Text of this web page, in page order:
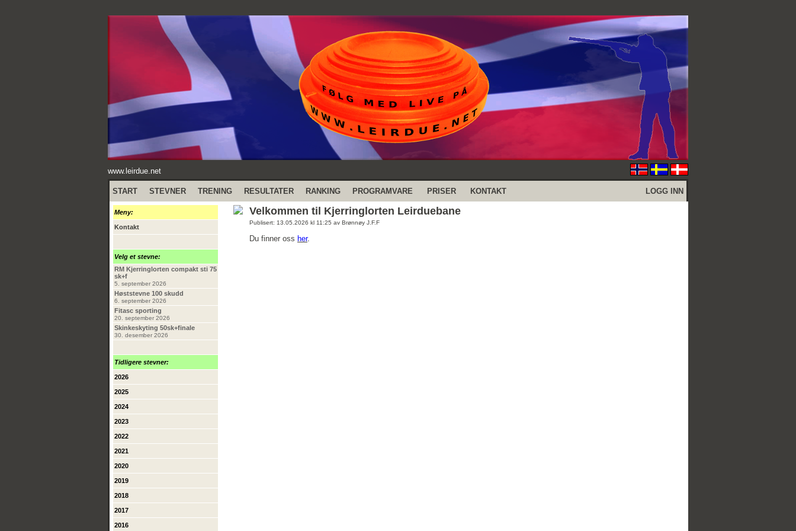
www.leirdue.net
START STEVNER TRENING RESULTATER RANKING PROGRAMVARE PRISER KONTAKT LOGG INN
Meny:
Kontakt
Velg et stevne:
RM Kjerringlorten compakt sti 75
sk+f
5. september 2026
Høststevne 100 skudd
6. september 2026
Fitasc sporting
20. september 2026
Skinkeskyting 50sk+finale
30. desember 2026
Tidligere stevner:
2026
2025
2024
2023
2022
2021
2020
2019
2018
2017
2016
Velkommen til Kjerringlorten Leirduebane
Publisert: 13.05.2026 kl 11:25 av Brønnøy J.F.F
Du finner oss her.